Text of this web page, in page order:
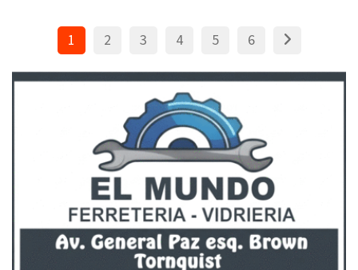
1 2 3 4 5 6